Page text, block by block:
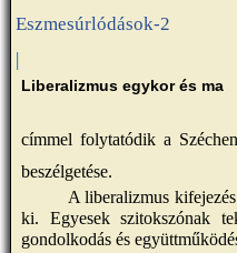
Eszmesúrlódások-2
|
Liberalizmus egykor és ma
címmel folytatódik a
beszélgetése.
A liberalizmus kifejezés
ki. Egyesek szitokszónak
gondolkodás és